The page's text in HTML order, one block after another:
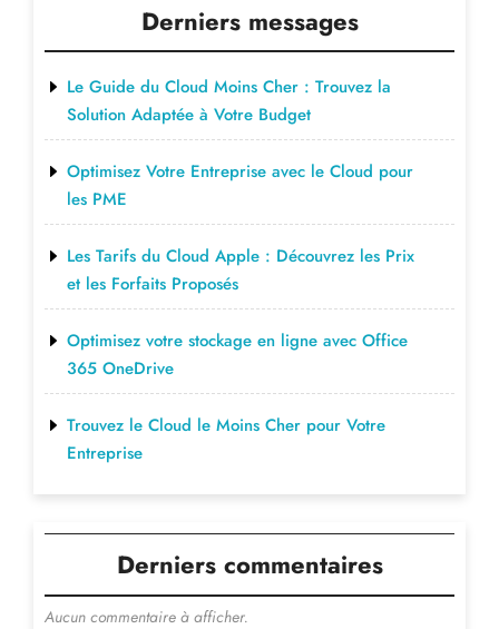
Derniers messages
Le Guide du Cloud Moins Cher : Trouvez la
Solution Adaptée à Votre Budget
Optimisez Votre Entreprise avec le Cloud pour
les PME
Les Tarifs du Cloud Apple : Découvrez les Prix
et les Forfaits Proposés
Optimisez votre stockage en ligne avec Office
365 OneDrive
Trouvez le Cloud le Moins Cher pour Votre
Entreprise
Derniers commentaires
Aucun commentaire à afficher.